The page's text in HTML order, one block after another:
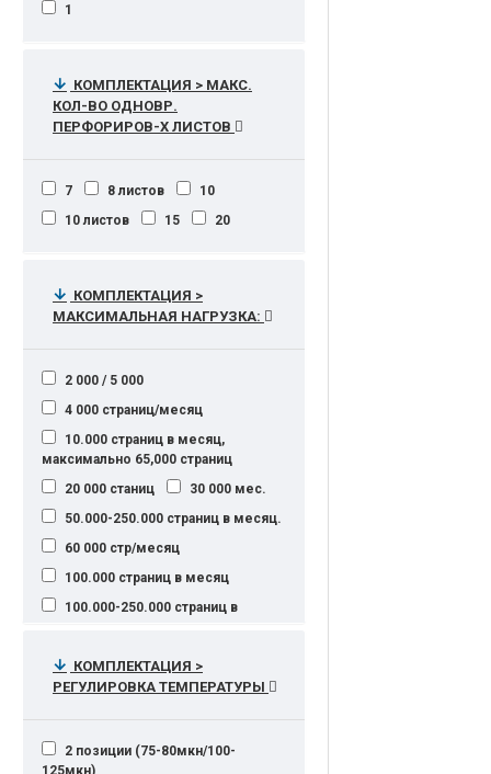
1
КОМПЛЕКТАЦИЯ > МАКС.
КОЛ-ВО ОДНОВР.
ПЕРФОРИРОВ-Х ЛИСТОВ
7 8 листов
10
10 листов
15 20
КОМПЛЕКТАЦИЯ >
МАКСИМАЛЬНАЯ НАГРУЗКА:
2 000 / 5 000
4 000 страниц/месяц
10.000 страниц в месяц,
максимально 65,000 страниц
20 000 станиц
30 000 мес.
50.000-250.000 страниц в месяц.
60 000 стр/месяц
100.000 страниц в месяц
100.000-250.000 страниц в
175.000 страниц/месяц
250 – 1500 страниц в месяц
350.000 страниц/месяц
КОМПЛЕКТАЦИЯ >
РЕГУЛИРОВКА ТЕМПЕРАТУРЫ
2 позиции (75-80мкн/100-
125мкн)